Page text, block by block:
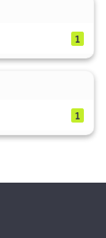
1
1